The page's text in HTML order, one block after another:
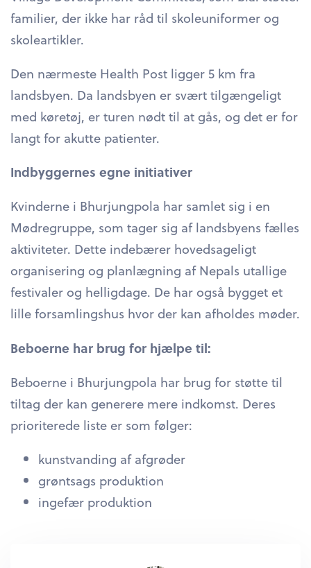
familier, der ikke har råd til skoleuniformer og
skoleartikler.
Den nærmeste Health Post ligger 5 km fra
landsbyen. Da landsbyen er svært tilgængeligt
med køretøj, er turen nødt til at gås, og det er for
langt for akutte patienter.
Indbyggernes egne initiativer
Kvinderne i Bhurjungpola har samlet sig i en
Mødregruppe, som tager sig af landsbyens fælles
aktiviteter. Dette indebærer hovedsageligt
organisering og planlægning af Nepals utallige
festivaler og helligdage. De har også bygget et
lille forsamlingshus hvor der kan afholdes møder.
Beboerne har brug for hjælpe til:
Beboerne i Bhurjungpola har brug for støtte til
tiltag der kan generere mere indkomst. Deres
prioriterede liste er som følger:
kunstvanding af afgrøder
grøntsags produktion
ingefær produktion